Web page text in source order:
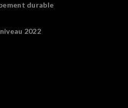
durable
2022